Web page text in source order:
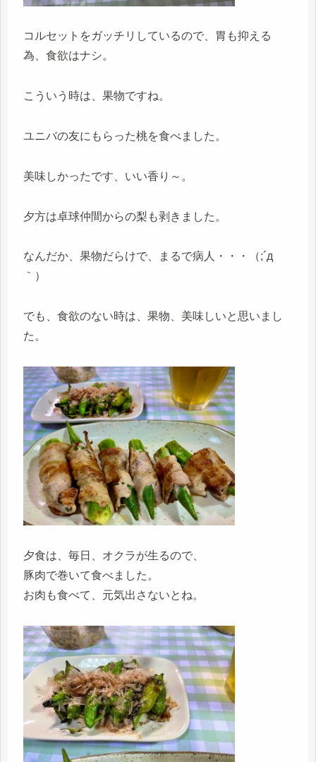
コルセットをガッチリしているので、胃も抑える
為、食欲はナシ。
こういう時は、果物ですね。
ユニバの友にもらった桃を食べました。
美味しかったです、いい香り～。
夕方は卓球仲間からの梨も剥きました。
なんだか、果物だらけで、まるで病人・・・（;´д
｀）
でも、食欲のない時は、果物、美味しいと思いまし
た。
夕食は、毎日、オクラが生るので、
豚肉で巻いて食べました。
お肉も食べて、元気出さないとね。